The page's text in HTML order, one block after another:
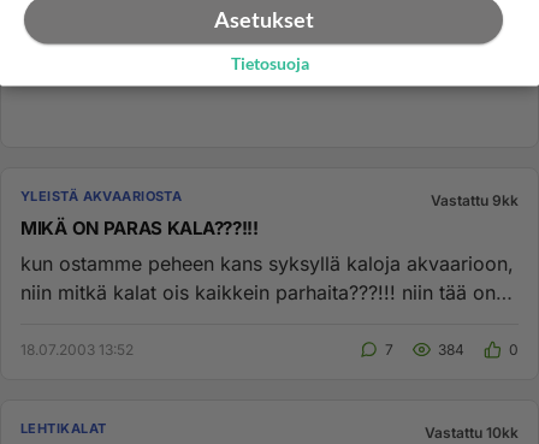
YLEISTÄ AKVAARIOSTA Vastattu 9kk
MIKÄ ON PARAS KALA???!!!
kun ostamme peheen kans syksyllä kaloja akvaarioon,
niin mitkä kalat ois kaikkein parhaita???!!! niin tää on
18.07.2003 13:52 7 384 0
LEHTIKALAT Vastattu 10kk
Asetukset
Tietosuoja